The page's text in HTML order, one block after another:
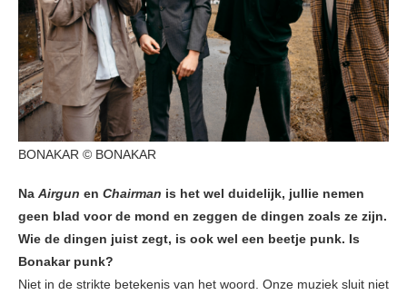
BONAKAR © BONAKAR
Na Airgun en Chairman is het wel duidelijk, jullie nemen
geen blad voor de mond en zeggen de dingen zoals ze zijn.
Wie de dingen juist zegt, is ook wel een beetje punk. Is
Bonakar punk?
Niet in de strikte betekenis van het woord. Onze muziek sluit niet